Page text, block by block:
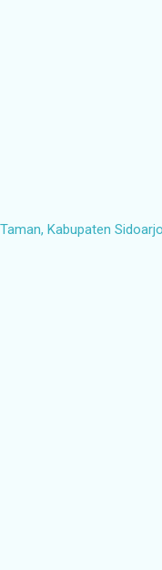
Kabupaten